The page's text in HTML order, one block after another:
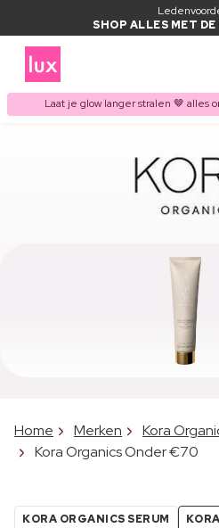
SHOP ALLES MET
Laat je glow langer stralen 🤎 alles
Home Merken
Kora
Kora Organics Onder €70
KORA ORGANICS SERUM